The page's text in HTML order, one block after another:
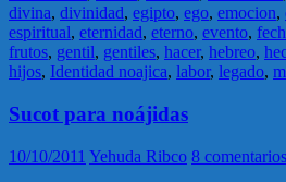
divina, divinidad, egipto, ego, emocion,
espiritual, eternidad, eterno, evento,
frutos, gentil, gentiles, hacer, hebreo,
hijos, Identidad noajica, labor, legado,
Sucot para noájidas
10/10/2011 Yehuda Ribco 8 comentarios